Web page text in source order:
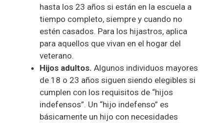
hasta los 23 años si están en la escuela a
tiempo completo, siempre y cuando no
estén casados. Para los hijastros, aplica
para aquellos que vivan en el hogar del
veterano.
Hijos adultos. Algunos individuos mayores
de 18 o 23 años siguen siendo elegibles si
cumplen con los requisitos de “hijos
indefensos”. Un “hijo indefenso” es
básicamente un hijo con necesidades